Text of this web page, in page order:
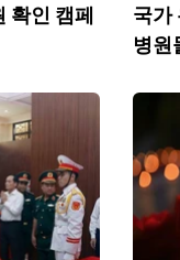
확인 캠페
국가
병원